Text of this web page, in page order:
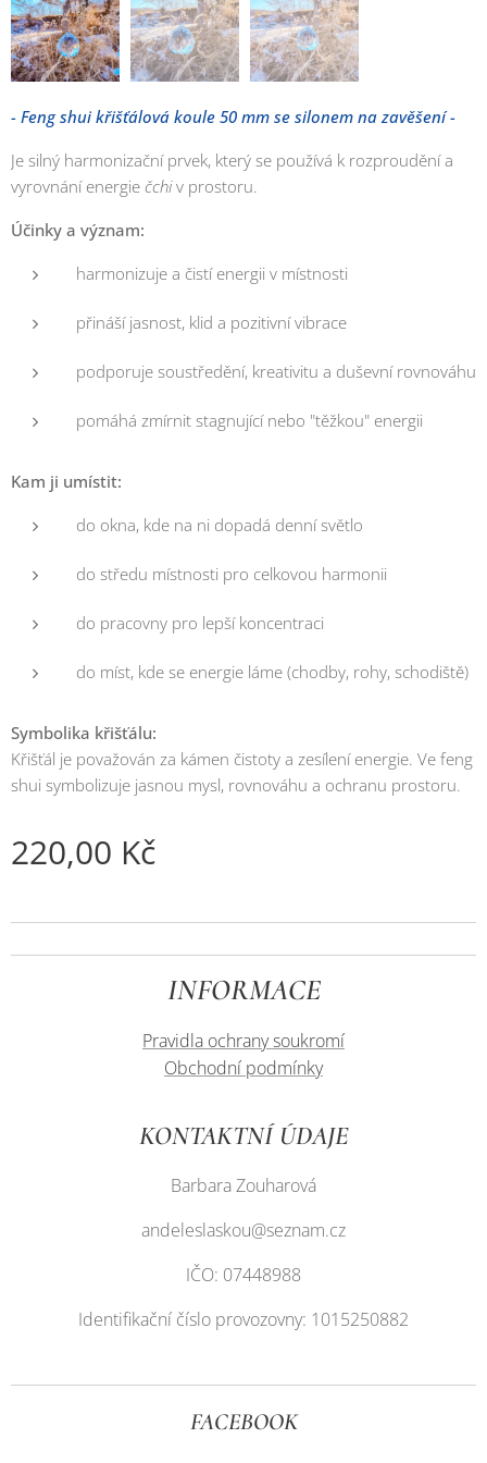
- Feng shui křišťálová koule 50 mm se silonem na zavěšení -
Je silný harmonizační prvek, který se používá k rozproudění a
vyrovnání energie čchiv prostoru.
Účinky a význam:
harmonizuje a čistí energii v místnosti
přináší jasnost, klid a pozitivní vibrace
podporuje soustředění, kreativitu a duševní rovnováhu
pomáhá zmírnit stagnující nebo "těžkou" energii
Kam ji umístit:
do okna, kde na ni dopadá denní světlo
do středu místnosti pro celkovou harmonii
do pracovny pro lepší koncentraci
do míst, kde se energie láme (chodby, rohy, schodiště)
Symbolika křišťálu:
Křišťál je považován za kámen čistoty a zesílení energie. Ve feng
shui symbolizuje jasnou mysl, rovnováhu a ochranu prostoru.
220,00 Kč
INFORMACE
Pravidla ochrany soukromí
Obchodní podmínky
KONTAKTNÍ ÚDAJE
Barbara Zouharová
andeleslaskou@seznam.cz
IČO: 07448988
Identifikační číslo provozovny: 1015250882
FACEBOOK